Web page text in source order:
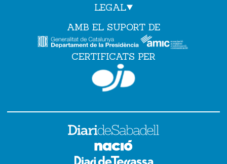
LEGAL
AMB EL SUPORT DE
CERTIFICATS PER